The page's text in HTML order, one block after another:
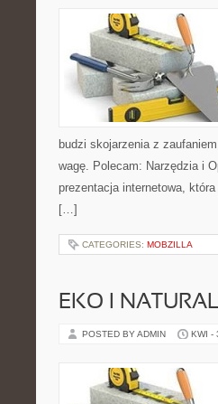
budzi skojarzenia z
wagę. Polecam: Narzędzia i
prezentacja internetowa,
[…]
CATEGORIES: MOBZILLA
EKO I
POSTED BY ADMIN KWI -